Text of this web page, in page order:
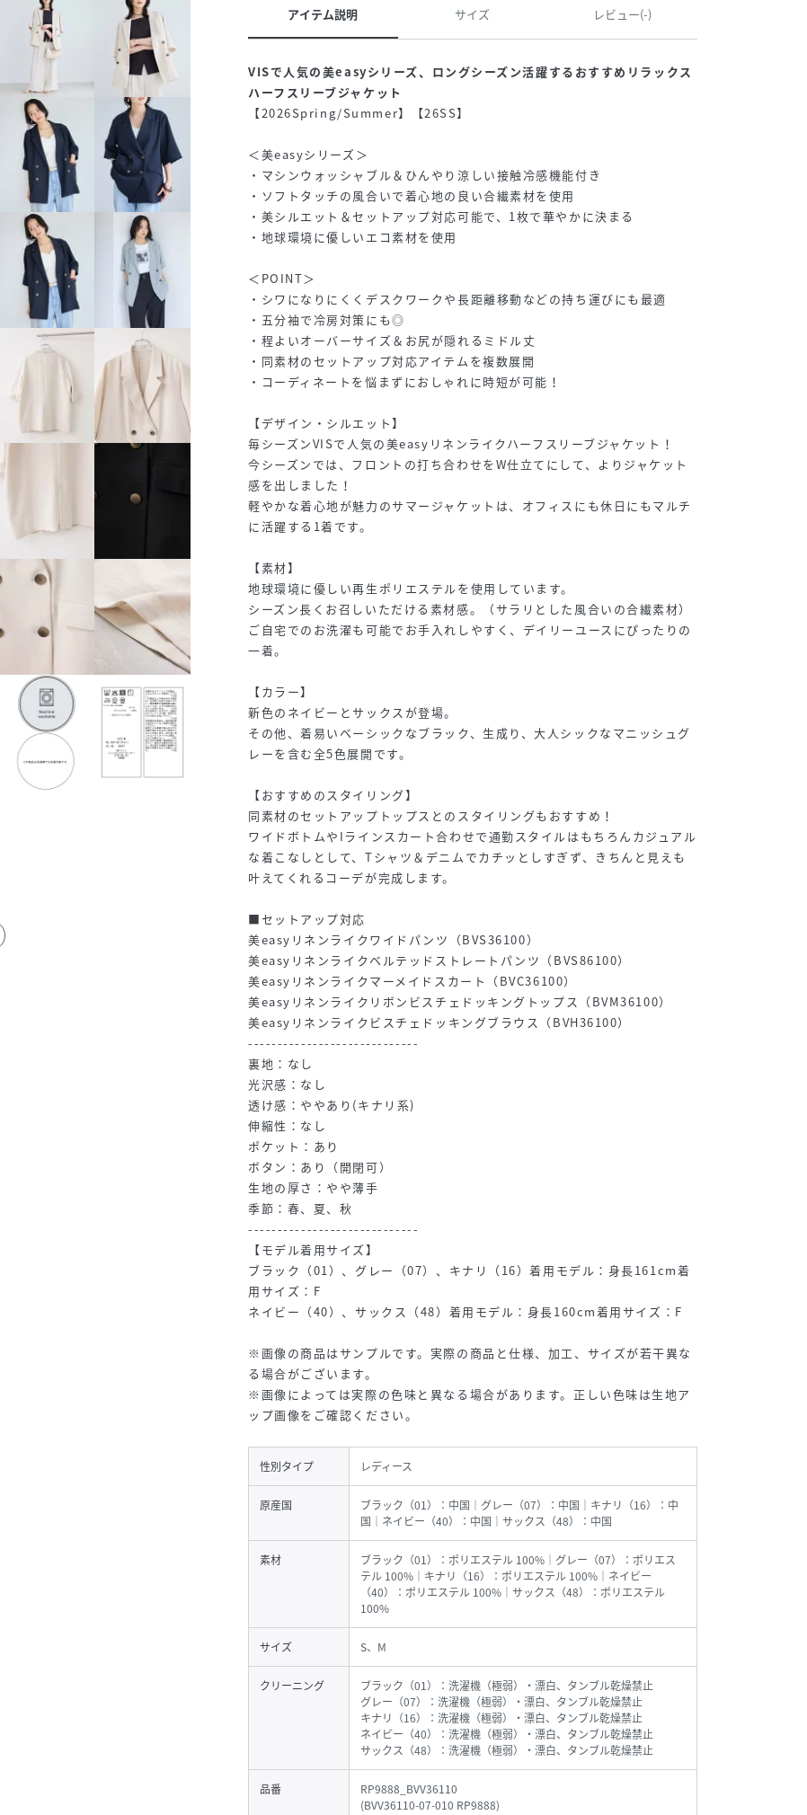
アイテム説明 サイズ レビュー(-)
VISで人気の美easyシリーズ、ロングシーズン活躍するおすすめリラックス
ハーフスリーブジャケット
【2026Spring/Summer】【26SS】
＜美easyシリーズ＞
・マシンウォッシャブル＆ひんやり涼しい接触冷感機能付き
・ソフトタッチの風合いで着心地の良い合繊素材を使用
・美シルエット＆セットアップ対応可能で、1枚で華やかに決まる
・地球環境に優しいエコ素材を使用
＜POINT＞
・シワになりにくくデスクワークや長距離移動などの持ち運びにも最適
・五分袖で冷房対策にも◎
・程よいオーバーサイズ＆お尻が隠れるミドル丈
・同素材のセットアップ対応アイテムを複数展開
・コーディネートを悩まずにおしゃれに時短が可能！
【デザイン・シルエット】
毎シーズンVISで人気の美easyリネンライクハーフスリーブジャケット！
今シーズンでは、フロントの打ち合わせをW仕立てにして、よりジャケット
感を出しました！
軽やかな着心地が魅力のサマージャケットは、オフィスにも休日にもマルチ
に活躍する1着です。
【素材】
地球環境に優しい再生ポリエステルを使用しています。
シーズン長くお召しいただける素材感。（サラリとした風合いの合繊素材）
ご自宅でのお洗濯も可能でお手入れしやすく、デイリーユースにぴったりの
一着。
【カラー】
新色のネイビーとサックスが登場。
その他、着易いベーシックなブラック、生成り、大人シックなマニッシュグ
レーを含む全5色展開です。
【おすすめのスタイリング】
同素材のセットアップトップスとのスタイリングもおすすめ！
ワイドボトムやIラインスカート合わせで通勤スタイルはもちろんカジュアル
な着こなしとして、Tシャツ＆デニムでカチッとしすぎず、きちんと見えも
叶えてくれるコーデが完成します。
■セットアップ対応
美easyリネンライクワイドパンツ（BVS36100）
美easyリネンライクベルテッドストレートパンツ（BVS86100）
美easyリネンライクマーメイドスカート（BVC36100）
美easyリネンライクリボンビスチェドッキングトップス（BVM36100）
美easyリネンライクビスチェドッキングブラウス（BVH36100）
-----------------------------
裏地：なし
光沢感：なし
透け感：ややあり(キナリ系)
伸縮性：なし
ポケット：あり
ボタン：あり（開閉可）
生地の厚さ：やや薄手
季節：春、夏、秋
-----------------------------
【モデル着用サイズ】
ブラック（01）、グレー（07）、キナリ（16）着用モデル：身長161cm着
用サイズ：F
ネイビー（40）、サックス（48）着用モデル：身長160cm着用サイズ：F
※画像の商品はサンプルです。実際の商品と仕様、加工、サイズが若干異な
る場合がございます。
※画像によっては実際の色味と異なる場合があります。正しい色味は生地ア
ップ画像をご確認ください。
性別タイプ レディース
原産国
ブラック（01）：中国｜グレー（07）：中国｜キナリ（16）：中
国｜ネイビー（40）：中国｜サックス（48）：中国
素材
ブラック（01）：ポリエステル 100%｜グレー（07）：ポリエス
テル 100%｜キナリ（16）：ポリエステル 100%｜ネイビー
（40）：ポリエステル 100%｜サックス（48）：ポリエステル
100%
サイズ S、M
クリーニング
ブラック（01）：洗濯機（極弱）・漂白、タンブル乾燥禁止
グレー（07）：洗濯機（極弱）・漂白、タンブル乾燥禁止
キナリ（16）：洗濯機（極弱）・漂白、タンブル乾燥禁止
ネイビー（40）：洗濯機（極弱）・漂白、タンブル乾燥禁止
サックス（48）：洗濯機（極弱）・漂白、タンブル乾燥禁止
品番
RP9888_BVV36110
(BVV36110-07-010 RP9888)